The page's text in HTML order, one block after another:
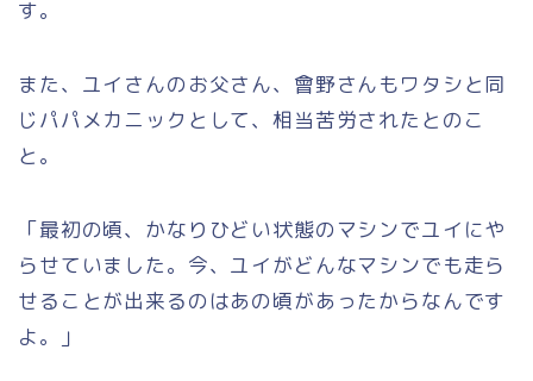
す。
また、ユイさんのお父さん、會野さんもワタシと同
じパパメカニックとして、相当苦労されたとのこ
と。
「最初の頃、かなりひどい状態のマシンでユイにや
らせていました。今、ユイがどんなマシンでも走ら
せることが出来るのはあの頃があったからなんです
よ。」